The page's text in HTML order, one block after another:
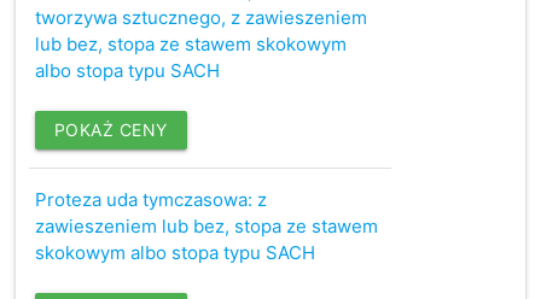
tworzywa sztucznego, z zawieszeniem
lub bez, stopa ze stawem skokowym
albo stopa typu SACH
POKAŻ CENY
Proteza uda tymczasowa: z
zawieszeniem lub bez, stopa ze stawem
skokowym albo stopa typu SACH